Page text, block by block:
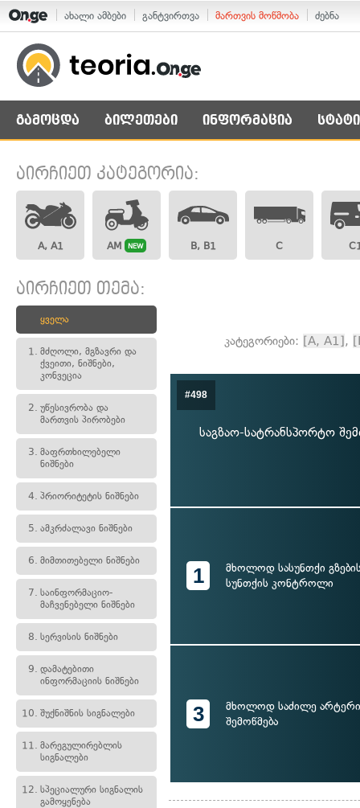
ახალი ამბები განტვირთვა მართვის მოწმობა ძებნა
გამოცდა ბილეთები ინფორმაცია
აირჩიეთ კატეგორია:
A, A1 AM NEW B, B1 C
აირჩიეთ თემა:
ყველა
1. მძღოლი, მგზავრი და
ქვეითი, ნიშნები,
კონვეცია
2. უწესივრობა და
მართვის პირობები
3. მაფრთხილებელი
ნიშნები
4. პრიორიტეტის ნიშნები
5. ამკრძალავი ნიშნები
6. მიმთითებელი ნიშნები
7. საინფორმაციო-
მაჩვენებელი ნიშნები
8. სერვისის ნიშნები
9. დამატებითი
ინფორმაციის ნიშნები
10. შუქნიშნის სიგნალები
11. მარეგულირებლის
სიგნალები
12. სპეციალური სიგნალის
გამოყენება
კატეგორიები: [A, A1],
#498
საგზაო-სატრანსპორტო
1
მხოლოდ სასუნთქი
სუნთქის კონტროლი
3
მხოლოდ საძილე
შემოწმება